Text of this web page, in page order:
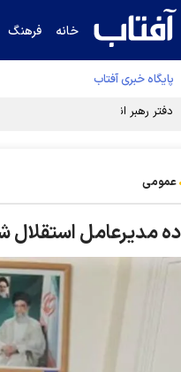
خانه فرهنگ
پایگاه خبری آفتاب
دفتر رهبر انقلاب ادعای خرازی
عمومی
مدیرعامل استقلال